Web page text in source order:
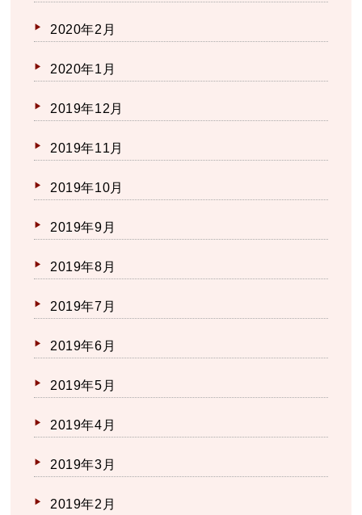
2020年2月
2020年1月
2019年12月
2019年11月
2019年10月
2019年9月
2019年8月
2019年7月
2019年6月
2019年5月
2019年4月
2019年3月
2019年2月